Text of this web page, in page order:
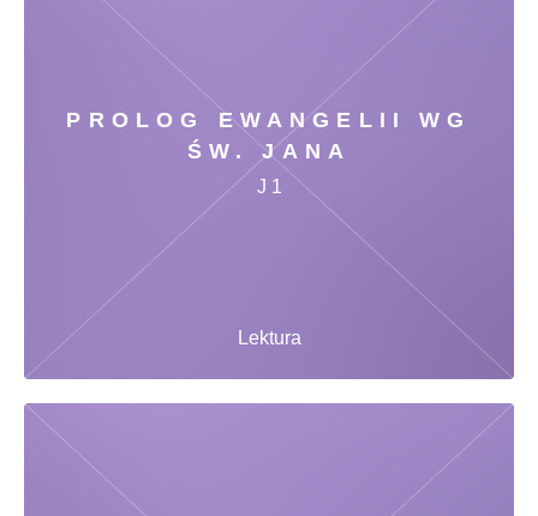
PROLOG EWANGELII WG
ŚW. JANA
Lektura
J 1